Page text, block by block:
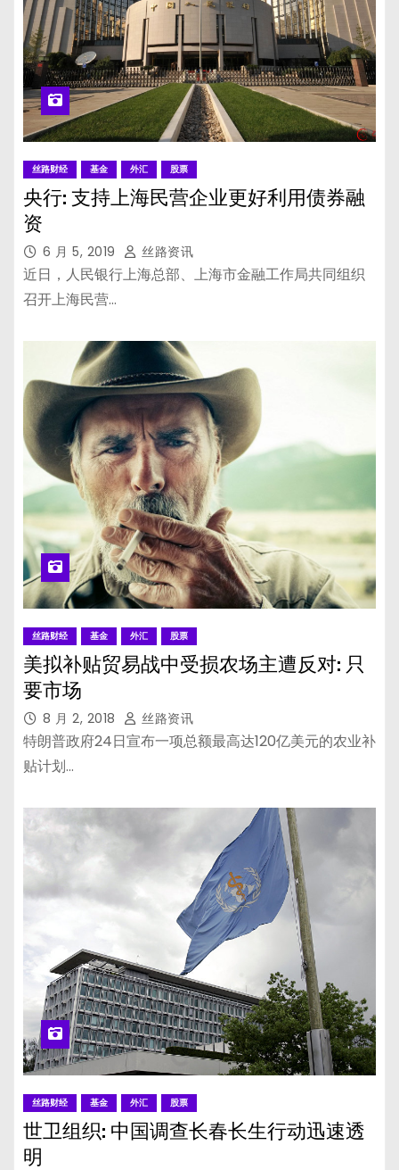
丝路财经 基金 外汇 股票
央行: 支持上海民营企业更好利用债券融
资
6 月 5, 2019 丝路资讯
近日，人民银行上海总部、上海市金融工作局共同组织
召开上海民营…
丝路财经 基金 外汇 股票
美拟补贴贸易战中受损农场主遭反对: 只
要市场
8 月 2, 2018 丝路资讯
特朗普政府24日宣布一项总额最高达120亿美元的农业补
贴计划…
丝路财经 基金 外汇 股票
世卫组织: 中国调查长春长生行动迅速透
明